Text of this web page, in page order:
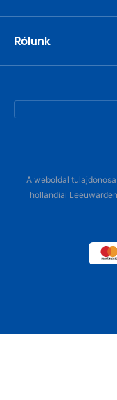
Rólunk
A weboldal
hollandiai